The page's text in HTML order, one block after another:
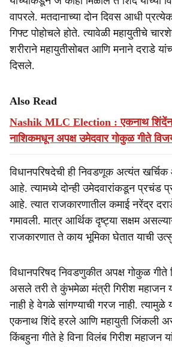
वापरले. मतदानाच्या दोन दिवस आधी
गिफ्ट पोहोचले होते. त्यावेळी महायुतीचे
शरीराने महायुतीसोबत आणि मनाने दराडे
दिसले.
Also Read
Nashik MLC Election : एकनाथ
नाशिकमधून अपक्ष उमेदवार गोकुळ गीते
विधानपरिषदेची ही निवडणूक अत्यंत
आहे. त्यामध्ये दोन्ही उमेदवारांकडून प्रचंड
आहे. त्यात राजकारणातील कमाई नरेंद्र
गमावली. मात्र आर्थिक दृष्ट्या सक्षम
राजकारणात ते काय भूमिका घेतात याची
विधानपरिषद निवडणुकीत अपक्ष गोकुळ
असले तरी ते कुंभमेळा मंत्री गिरीश महाजन
नाही हे वेगळे सांगण्याची गरज नाही. त्यामुळे
एकनाथ शिंदे हरले आणि महायुती जिंकली
किंबहुना गीते हे विना विलंब गिरीश महाजन